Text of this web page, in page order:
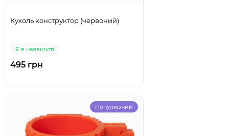
Кухоль конструктор (червоний)
Є в наявності
495 грн
Популярний